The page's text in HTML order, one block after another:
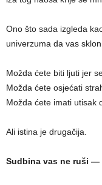
Ono što sada izgleda
univerzuma da vas
Možda ćete biti ljuti jer
Možda ćete osjećati
Možda ćete imati utisak
Ali istina je drugačija.
Sudbina vas ne ruši —